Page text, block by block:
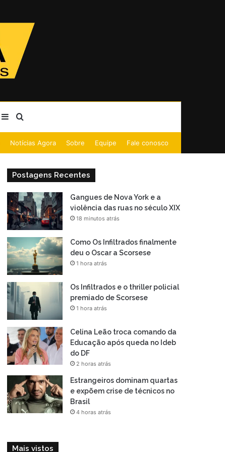
Barra Lateral
Notícias Agora Sobre Equipe Fale conosco
Postagens Recentes
Gangues de Nova York e a
violência das ruas no século XIX
18 minutos atrás
Como Os Infiltrados finalmente
deu o Oscar a Scorsese
1 hora atrás
Os Infiltrados e o thriller policial
premiado de Scorsese
1 hora atrás
Celina Leão troca comando da
Educação após queda no Ideb
do DF
2 horas atrás
Estrangeiros dominam quartas
e expõem crise de técnicos no
Brasil
4 horas atrás
Mais vistos